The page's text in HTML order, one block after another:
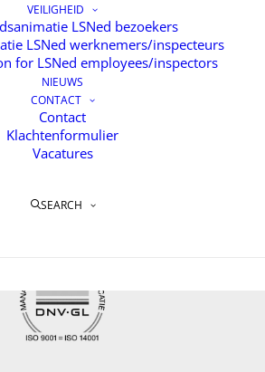
VEILIGHEID
LSNed bezoekers
LSNed werknemers/inspecteurs
for LSNed employees/inspectors
NIEUWS
CONTACT
Contact
Klachtenformulier
Vacatures
SEARCH
Home
Over LSNED
Services
Contact